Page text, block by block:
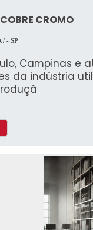
CROMO
/ - SP
Campinas e
da indústria